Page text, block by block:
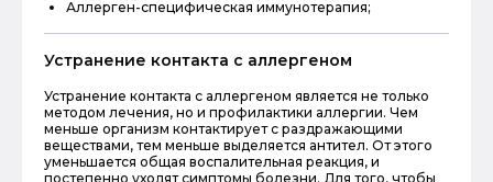
Аллерген-специфическая иммунотерапия;
Устранение контакта с аллергеном
Устранение контакта с аллергеном является не только
методом лечения, но и профилактики аллергии. Чем
меньше организм контактирует с раздражающими
веществами, тем меньше выделяется антител. От этого
уменьшается общая воспалительная реакция, и
постепенно уходят симптомы болезни. Для того, чтобы